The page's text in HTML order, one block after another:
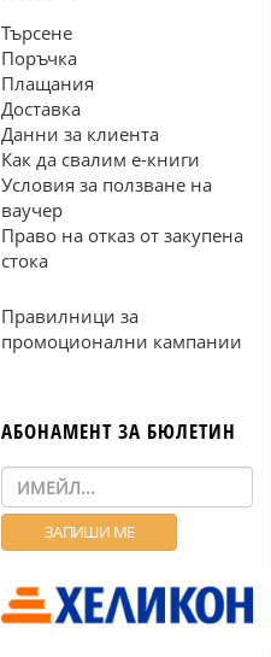
Търсене
Поръчка
Плащания
Доставка
Данни за клиента
Как да свалим е-книги
Условия за ползване на
ваучер
Право на отказ от закупена
стока
Правилници за
промоционални кампании
АБОНАМЕНТ ЗА БЮЛЕТИН